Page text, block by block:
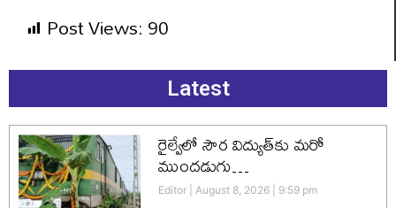
Post Views:90
Latest
రైల్వేలో సౌర విద్యుత్‌కు మరో
ముందడుగు…
Editor August 8, 2026 9:59 pm